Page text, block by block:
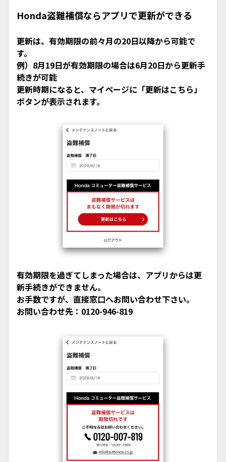
Honda盗難補償ならアプリで更新ができる
更新は、有効期限の前々月の20日以降から可能で
す。
例）8月19日が有効期限の場合は6月20日から更新手
続きが可能
更新時期になると、マイページに「更新はこちら」
ボタンが表示されます。
有効期限を過ぎてしまった場合は、アプリからは更
新手続きができません。
お手数ですが、直接窓口へお問い合わせ下さい。
お問い合わせ先：0120-946-819